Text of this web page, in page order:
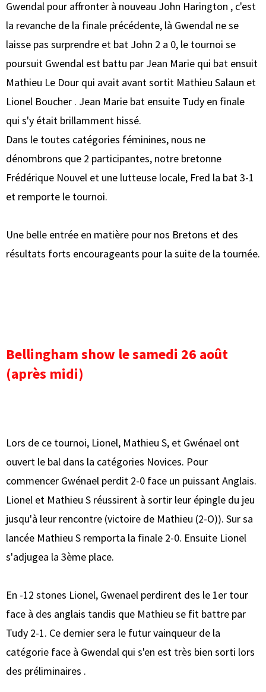
Gwendal pour affronter à nouveau John Harington , c'est
la revanche de la finale précédente, là Gwendal ne se
laisse pas surprendre et bat John 2 a 0, le tournoi se
poursuit Gwendal est battu par Jean Marie qui bat ensuit
Mathieu Le Dour qui avait avant sortit Mathieu Salaun et
Lionel Boucher . Jean Marie bat ensuite Tudy en finale
qui s'y était brillamment hissé.
Dans le toutes catégories féminines, nous ne
dénombrons que 2 participantes, notre bretonne
Frédérique Nouvel et une lutteuse locale, Fred la bat 3-1
et remporte le tournoi.
Une belle entrée en matière pour nos Bretons et des
résultats forts encourageants pour la suite de la tournée.
Bellingham show le samedi 26 août
(après midi)
Lors de ce tournoi, Lionel, Mathieu S, et Gwénael ont
ouvert le bal dans la catégories Novices. Pour
commencer Gwénael perdit 2-0 face un puissant Anglais.
Lionel et Mathieu S réussirent à sortir leur épingle du jeu
jusqu'à leur rencontre (victoire de Mathieu (2-O)). Sur sa
lancée Mathieu S remporta la finale 2-0. Ensuite Lionel
s'adjugea la 3ème place.
En -12 stones Lionel, Gwenael perdirent des le 1er tour
face à des anglais tandis que Mathieu se fit battre par
Tudy 2-1. Ce dernier sera le futur vainqueur de la
catégorie face à Gwendal qui s'en est très bien sorti lors
des préliminaires .